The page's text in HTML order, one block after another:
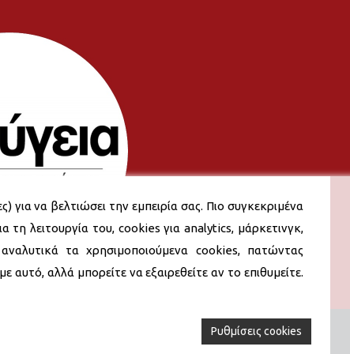
για να βελτιώσει την εμπειρία σας. Πιο συγκεκριμένα
τη λειτουργία του, cookies για analytics, μάρκετινγκ,
τα χρησιμοποιούμενα cookies, πατώντας
αλλά μπορείτε να εξαιρεθείτε αν το επιθυμείτε.
Ρυθμίσεις cookies